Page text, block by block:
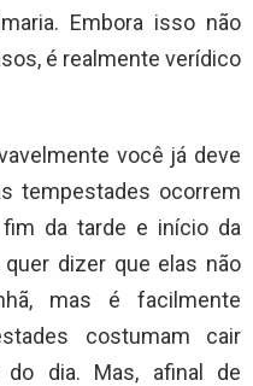
Embora isso não
é realmente verídico
você já deve
tempestades ocorrem
da tarde e início da
dizer que elas não
mas é facilmente
costumam cair
dia. Mas, afinal de